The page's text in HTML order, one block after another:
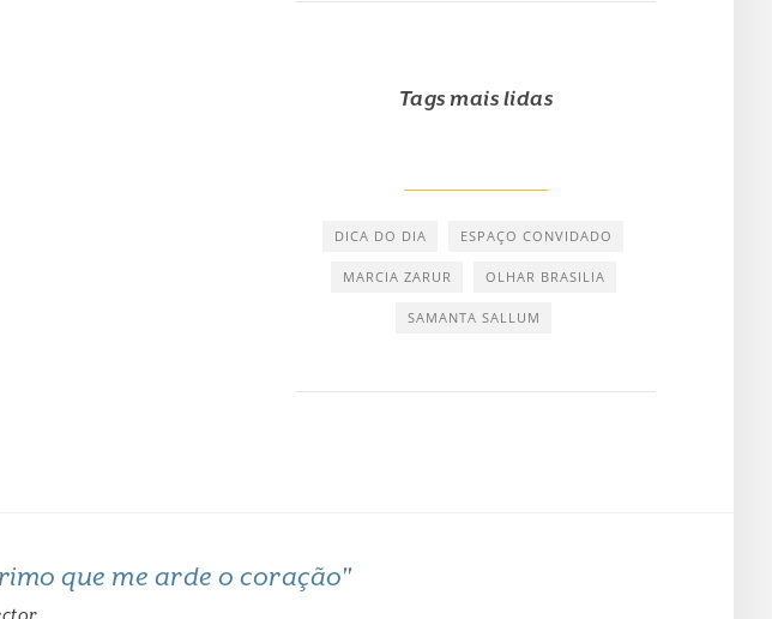
Tags mais lidas
DICA DO DIA ESPAÇO CONVIDADO
MARCIA ZARUR OLHAR BRASILIA
SAMANTA SALLUM
que me arde o coração"